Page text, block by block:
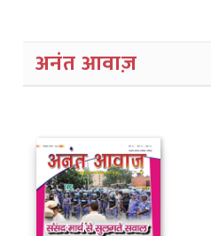
अनंत आवाज़